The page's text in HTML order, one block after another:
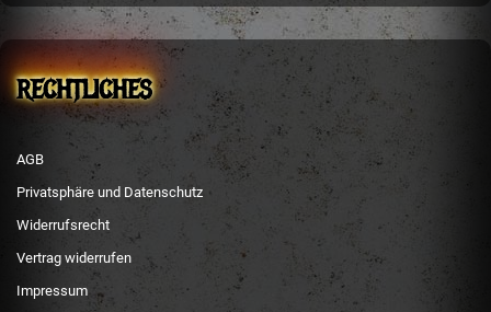
RECHTLICHES
AGB
Privatsphäre und Datenschutz
Widerrufsrecht
Vertrag widerrufen
Impressum